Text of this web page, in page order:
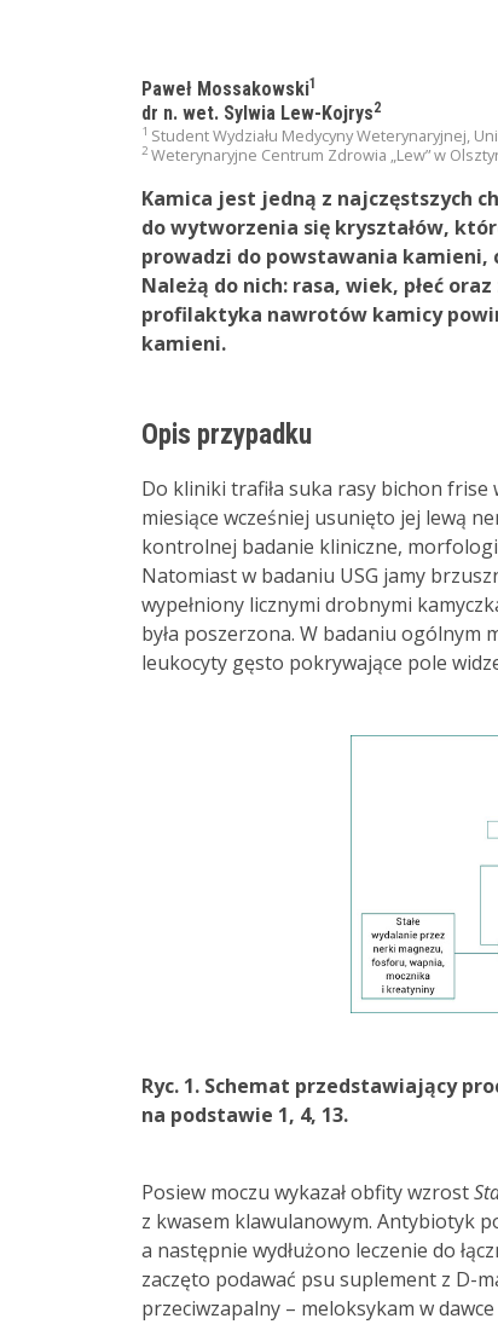
Paweł Mossakowski1
dr n. wet. Sylwia Lew-Kojrys2
1 Student Wydziału Medycyny Weterynaryjnej,
2 Weterynaryjne Centrum Zdrowia „Lew” w
Kamica jest jedną z najczęstszych
do wytworzenia się kryształów,
prowadzi do powstawania kamieni,
Należą do nich: rasa, wiek, płeć
profilaktyka nawrotów kamicy
kamieni.
Opis przypadku
Do kliniki trafiła suka rasy bichon frise
miesiące wcześniej usunięto jej lewą
kontrolnej badanie kliniczne,
Natomiast w badaniu USG jamy
wypełniony licznymi drobnymi
była poszerzona. W badaniu ogólnym
leukocyty gęsto pokrywające pole
Ryc. 1. Schemat przedstawiający
na podstawie 1, 4, 13.
Posiew moczu wykazał obfity wzrost
z kwasem klawulanowym. Antybiotyk
a następnie wydłużono leczenie do
zaczęto podawać psu suplement z D-
przeciwzapalny – meloksykam w